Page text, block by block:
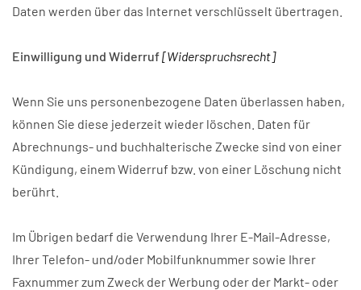
Daten werden über das Internet verschlüsselt übertragen.
Einwilligung und Widerruf[Widerspruchsrecht]
Wenn Sie uns personenbezogene Daten überlassen haben,
können Sie diese jederzeit wieder löschen. Daten für
Abrechnungs- und buchhalterische Zwecke sind von einer
Kündigung, einem Widerruf bzw. von einer Löschung nicht
berührt.
Im Übrigen bedarf die Verwendung Ihrer E-Mail-Adresse,
Ihrer Telefon- und/oder Mobilfunknummer sowie Ihrer
Faxnummer zum Zweck der Werbung oder der Markt- oder